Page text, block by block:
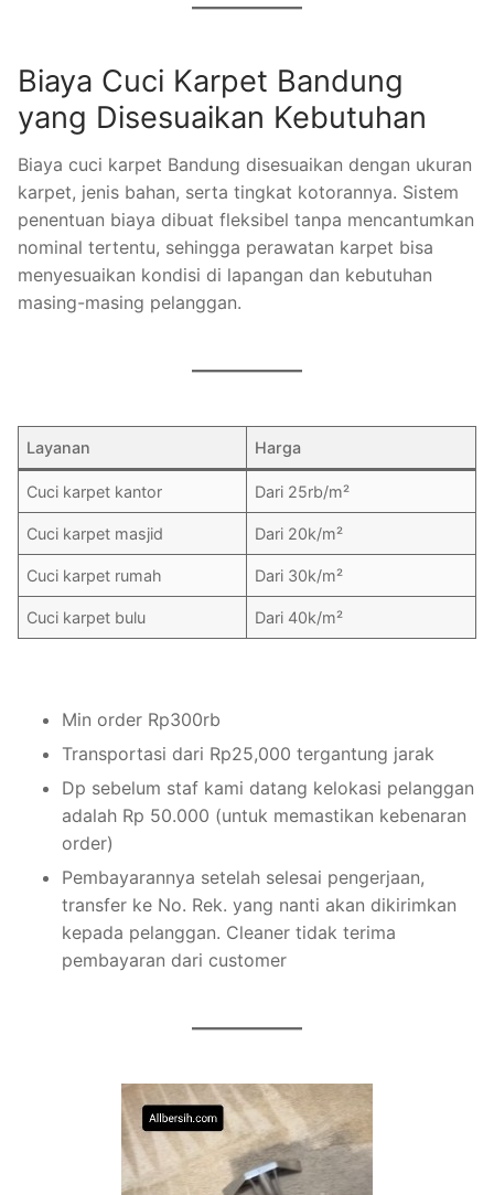
Biaya Cuci Karpet Bandung
yang Disesuaikan Kebutuhan
Biaya cuci karpet Bandung disesuaikan dengan ukuran
karpet, jenis bahan, serta tingkat kotorannya. Sistem
penentuan biaya dibuat fleksibel tanpa mencantumkan
nominal tertentu, sehingga perawatan karpet bisa
menyesuaikan kondisi di lapangan dan kebutuhan
masing-masing pelanggan.
Layanan Harga
Cuci karpet kantor Dari 25rb/m²
Cuci karpet masjid Dari 20k/m²
Cuci karpet rumah Dari 30k/m²
Cuci karpet bulu Dari 40k/m²
Min order Rp300rb
Transportasi dari Rp25,000 tergantung jarak
Dp sebelum staf kami datang kelokasi pelanggan
adalah Rp 50.000 (untuk memastikan kebenaran
order)
Pembayarannya setelah selesai pengerjaan,
transfer ke No. Rek. yang nanti akan dikirimkan
kepada pelanggan. Cleaner tidak terima
pembayaran dari customer